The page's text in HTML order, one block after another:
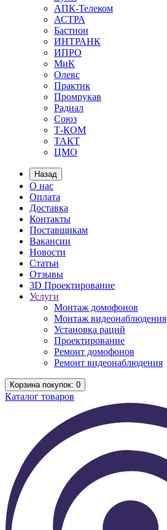
АПК-Телеком
АСТРА
Бастион
ИНТРАНК
ИПРО
МиК
Олевс
Практик
Промрукав
Радиал
Союз
Т-КОМ
ТАКТ
ЦМО
Назад
О нас
Оплата
Доставка
Контакты
Поставщикам
Вакансии
Новости
Статьи
Отзывы
3D Проектирование
Услуги
Монтаж домофонов
Монтаж видеонаблюдения
Установка раций
Проектирование
Ремонт домофонов
Ремонт видеонаблюдения
Корзинапокупок: 0
Каталог товаров